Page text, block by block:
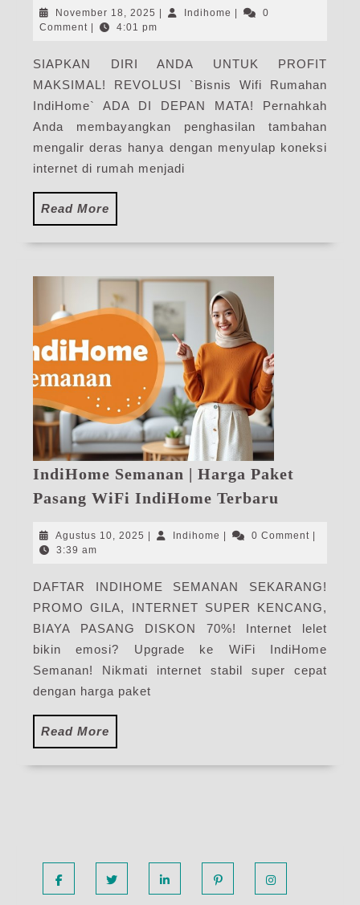
Rumahan
IndiHome
Harga
Paket
Pasang
WiFi
IndiHome
Terbaru
November 18, 2025 November
18,
Indihome Indihome
0
Comment
4:01 pm
SIAPKAN DIRI ANDA UNTUK PROFIT
MAKSIMAL! REVOLUSI `Bisnis Wifi Rumahan
IndiHome` ADA DI DEPAN MATA! Pernahkah
Anda membayangkan penghasilan tambahan
mengalir deras hanya dengan menyulap koneksi
internet di rumah menjadi
Read More
More
IndiHome Semanan | Harga Paket
Pasang WiFi IndiHome Terbaru
|
Pasang
WiFi
IndiHome
Terbaru
Agustus 10, 2025 Agustus
| Indihome Indihome
| 0 Comment |
3:39 am
DAFTAR INDIHOME SEMANAN SEKARANG!
PROMO GILA, INTERNET SUPER KENCANG,
BIAYA PASANG DISKON 70%! Internet lelet
bikin emosi? Upgrade ke WiFi IndiHome
Semanan! Nikmati internet stabil super cepat
dengan harga paket
Read More
More